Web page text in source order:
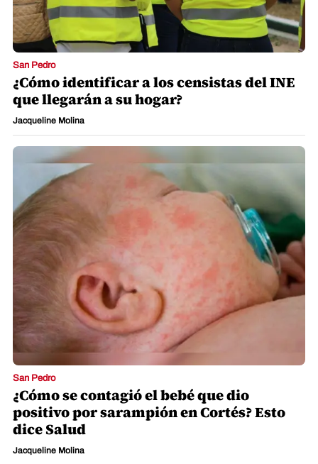
San Pedro
¿Cómo identificar a los censistas del INE
que llegarán a su hogar?
Jacqueline Molina
San Pedro
¿Cómo se contagió el bebé que dio
positivo por sarampión en Cortés? Esto
dice Salud
Jacqueline Molina